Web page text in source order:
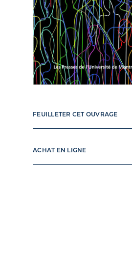
FEUILLETER CET OUVRAGE
ACHAT EN LIGNE